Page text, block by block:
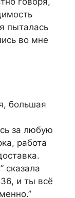
пыталась
во мне
большая
за любую
работа
сказала
и ты всё